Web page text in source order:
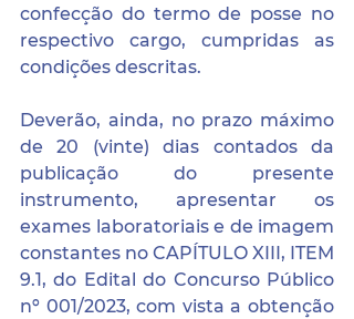
confecção do termo de posse no
respectivo cargo, cumpridas as
condições descritas.
Deverão, ainda, no prazo máximo
de 20 (vinte) dias contados da
publicação do presente
instrumento, apresentar os
exames laboratoriais e de imagem
constantes no CAPÍTULO XIII, ITEM
9.1, do Edital do Concurso Público
nº 001/2023, com vista a obtenção